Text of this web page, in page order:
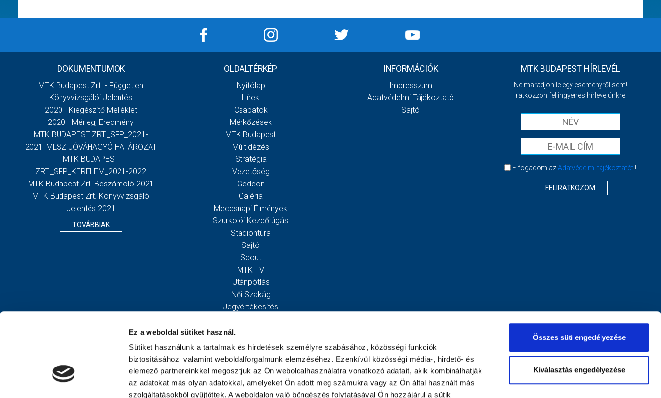
Ez a weboldal sütiket használ.
Sütiket használunk a tartalmak és hirdetések személyre szabásához, közösségi funkciók
biztosításához, valamint weboldalforgalmunk elemzéséhez. Ezenkívül közösségi média-, hirdető- és
elemező partnereinkkel megosztjuk az Ön weboldalhasználatra vonatkozó adatait, akik kombinálhatják
az adatokat más olyan adatokkal, amelyeket Ön adott meg számukra vagy az Ön által használt más
szolgáltatásokból gyűjtöttek. A weboldalon való böngészés folytatásával Ön hozzájárul a sütik
Összes süti engedélyezése
Kiválasztás engedélyezése
DOKUMENTUMOK
MTK Budapest Zrt. - Független
Könyvvizsgálói Jelentés
2020 - Kiegészítő Melléklet
2020 - Mérleg, Eredmény
MTK BUDAPEST ZRT._SFP_2021-
2021_MLSZ JÓVÁHAGYÓ HATÁROZAT
MTK BUDAPEST
ZRT._SFP_KERELEM_2021-2022
MTK Budapest Zrt. Beszámoló 2021
MTK Budapest Zrt. Könyvvizsgáló
Jelentés 2021
TOVÁBBIAK
OLDALTÉRKÉP
Nyitólap
Hírek
Csapatok
Mérkőzések
MTK Budapest
Múltidézés
Stratégia
Vezetőség
Gedeon
Galéria
Meccsnapi Élmények
Szurkolói Kezdőrúgás
Stadiontúra
Sajtó
Scout
MTK TV
Utánpótlás
Női Szakág
Jegyértékesítés
Egyesület
Kapcsolat
INFORMÁCIÓK
Impresszum
Adatvédelmi Tájékoztató
Sajtó
MTK BUDAPEST HÍRLEVÉL
Ne maradjon le egy eseményről sem!
Iratkozzon fel ingyenes hírlevelünkre:
Elfogadom azAdatvédelmi tájékoztatót !
FELIRATKOZOM